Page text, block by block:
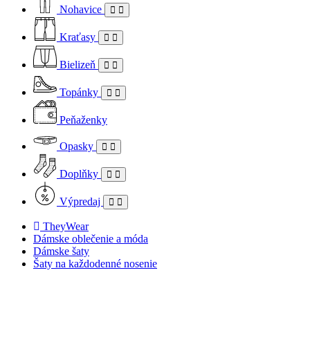
Nohavice
Kraťasy
Bielizeň
Topánky
Peňaženky
Opasky
Doplňky
Výpredaj
TheyWear
Dámske oblečenie a móda
Dámske šaty
Šaty na každodenné nosenie